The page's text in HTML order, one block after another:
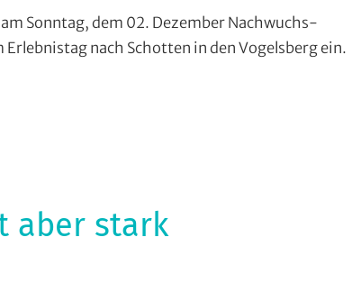
,
,
Sonntag, dem 02. Dezember Nachwuchs-
nach Schotten in den Vogelsberg ein.
aber stark